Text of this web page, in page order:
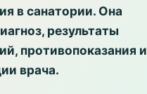
в санатории. Она
результаты
противопоказания и
врача.